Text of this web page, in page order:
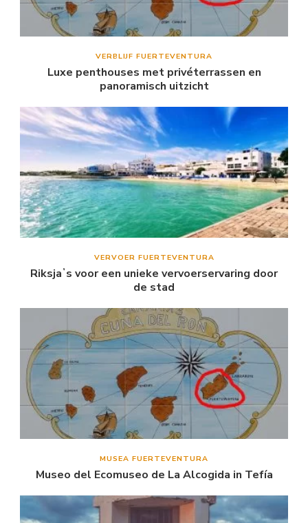
VERBLIJF FUERTEVENTURA
Luxe penthouses met privéterrassen en
panoramisch uitzicht
VERVOER FUERTEVENTURA
Riksjaʼs voor een unieke vervoerservaring door
de stad
MUSEA FUERTEVENTURA
Museo del Ecomuseo de La Alcogida in Tefía